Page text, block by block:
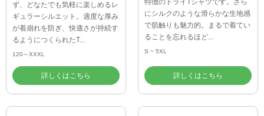
ず、どなたでも気軽に楽しめるレ
ギュラーシルエット。適度な厚み
が着崩れを防ぎ、快適さが持続す
るようにつくられたT...
120～XXXL
詳しくはこちら
特徴のドライTシャツです。さら
にシルクのような滑らかな生地感
で肌触りも魅力的。まるで着てい
ることを忘れるほど...
S ~ 5XL
詳しくはこちら